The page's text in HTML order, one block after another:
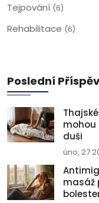
Tejpování (6)
Rehabilitace (6)
Poslední
duši
úno, 27
masáž